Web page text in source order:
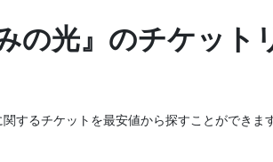
の光』のチケット
するチケットを最安値から探すことができ